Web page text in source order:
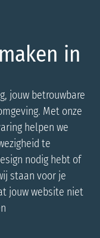
in
jouw betrouwbare
Met onze
helpen we
te
nodig hebt of
staan voor je
jouw website niet